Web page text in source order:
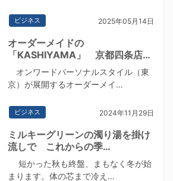
ビジネス 2025年05月14日
オーダーメイドの
「KASHIYAMA」 京都四条店…
オンワードパーソナルスタイル（東
京）が展開するオーダーメイ…
ビジネス 2024年11月29日
ミルキーグリーンの濁り湯を掛け
流しで これからの季…
短かった秋も終盤、まもなく冬が始
まります。体の芯まで冷え…